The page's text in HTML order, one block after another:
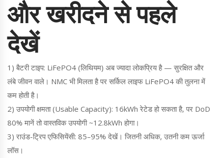
और खरीदने से पहले
देखें
1) बैटरी टाइप: LiFePO4 (लिथियम) अब ज्यादा लोकप्रिय है — सुरक्षित और
लंबे जीवन वाले। NMC भी मिलता है पर सर्किल लाइफ LiFePO4 की तुलना में
कम होती है।
2) उपयोगी क्षमता (Usable Capacity): 16kWh रेटेड हो सकता है, पर DoD
80% मानें तो वास्तविक उपयोगी ~12.8kWh होगा।
3) राउंड-ट्रिप एफिसियेंसी: 85–95% देखें। जितनी अधिक, उतनी कम ऊर्जा
लॉस।